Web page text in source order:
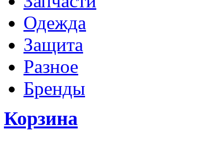
Одежда
Защита
Разное
Бренды
Корзина